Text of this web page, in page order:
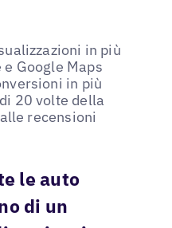
in più
e Google Maps
in più
20 volte della
recensioni
le auto
di un